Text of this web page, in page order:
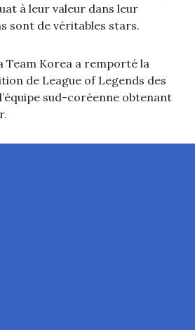
à leur valeur dans leur
sont de véritables stars.
Team Korea a remporté la
de League of Legends des
sud-coréenne obtenant